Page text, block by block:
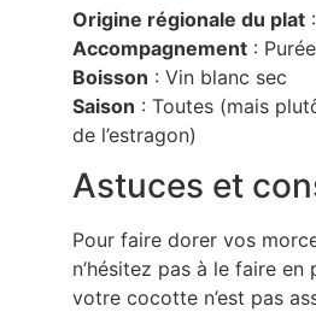
Origine régionale du plat
Accompagnement :
Boisson : Vin blanc sec
Saison : Toutes (mais
de l’estragon)
Astuces et
Pour faire dorer vos
n’hésitez pas à le faire en
votre cocotte n’est pas